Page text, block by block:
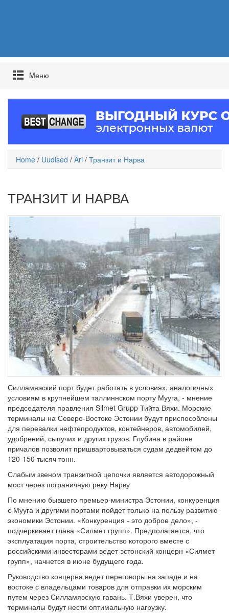
Mеню
Home / Uudised / Äri / Транзит и Нарва
ТРАНЗИТ И НАРВА
Силламяэский порт будет работать в условиях, аналогичных
условиям в крупнейшем таллиннском порту Мууга, - мнение
председателя правления Silmet Grupp Тийта Вяхи. Морские
терминалы на Северо-Востоке Эстонии будут приспособлены
для перевалки нефтепродуктов, контейнеров, автомобилей,
удобрений, сыпучих и других грузов. Глубина в районе
причалов позволит пришвартовываться судам дедвейтом до
120-150 тысяч тонн.
Слабым звеном транзитной цепочки является автодорожный
мост через пограничную реку Нарву
По мнению бывшего премьер-министра Эстонии, конкуренция
с Мууга и другими портами пойдет только на пользу развитию
экономики Эстонии. «Конкуренция - это доброе дело», -
подчеркивает глава «Силмет групп». Предполагается, что
эксплуатация порта, строительство которого вместе с
российскими инвесторами ведет эстонский концерн «Силмет
групп», начнется в июне будущего года.
Руководство концерна ведет переговоры на западе и на
востоке с владельцами товаров для отправки их морским
путем через Силламяэскую гавань. Т.Вяхи уверен, что
терминалы будут нести оптимальную нагрузку.